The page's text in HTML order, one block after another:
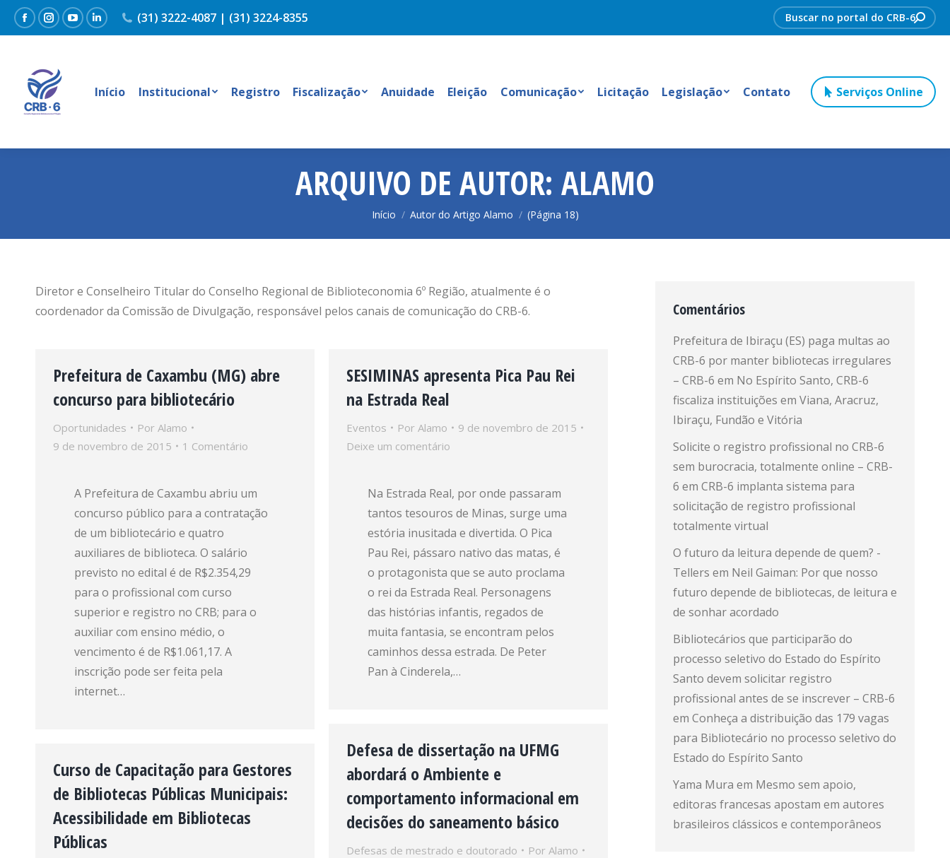
FacebookInstagram
YouTubeLinkedin
(31) 3222-4087 | (31) 3224-8355 Search:
Início Institucional Registro Fiscalização Anuidade Eleição Comunicação Licitação Legislação Contato Serviços Online
ARQUIVO DE AUTOR: ALAMO
Você está aqui:
Início Autor do Artigo Alamo (Página 18)
Diretor e Conselheiro Titular do Conselho Regional de Biblioteconomia 6º Região, atualmente é o
coordenador da Comissão de Divulgação, responsável pelos canais de comunicação do CRB-6.
Prefeitura de Caxambu (MG) abre
concurso para bibliotecário
Oportunidades Por Alamo
9 de novembro de 2015
1 Comentário
A Prefeitura de Caxambu abriu um
concurso público para a contratação
de um bibliotecário e quatro
auxiliares de biblioteca. O salário
previsto no edital é de R$2.354,29
para o profissional com curso
superior e registro no CRB; para o
auxiliar com ensino médio, o
vencimento é de R$1.061,17. A
inscrição pode ser feita pela
internet…
SESIMINAS apresenta Pica Pau Rei
na Estrada Real
Eventos Por Alamo
9 de novembro de 2015
Deixe um comentário
Na Estrada Real, por onde passaram
tantos tesouros de Minas, surge uma
estória inusitada e divertida. O Pica
Pau Rei, pássaro nativo das matas, é
o protagonista que se auto proclama
o rei da Estrada Real. Personagens
das histórias infantis, regados de
muita fantasia, se encontram pelos
caminhos dessa estrada. De Peter
Pan à Cinderela,…
Defesa de dissertação na UFMG
abordará o Ambiente e
comportamento informacional em
decisões do saneamento básico
Defesas de mestrado e doutorado Por Alamo
Curso de Capacitação para Gestores
de Bibliotecas Públicas Municipais:
Acessibilidade em Bibliotecas
Públicas
Comentários
Prefeitura de Ibiraçu (ES) paga multas ao
CRB-6 por manter bibliotecas irregulares
– CRB-6 em No Espírito Santo, CRB-6
fiscaliza instituições em Viana, Aracruz,
Ibiraçu, Fundão e Vitória
Solicite o registro profissional no CRB-6
sem burocracia, totalmente online – CRB-
6 em CRB-6 implanta sistema para
solicitação de registro profissional
totalmente virtual
O futuro da leitura depende de quem? -
Tellers em Neil Gaiman: Por que nosso
futuro depende de bibliotecas, de leitura e
de sonhar acordado
Bibliotecários que participarão do
processo seletivo do Estado do Espírito
Santo devem solicitar registro
profissional antes de se inscrever – CRB-6
em Conheça a distribuição das 179 vagas
para Bibliotecário no processo seletivo do
Estado do Espírito Santo
Yama Mura em Mesmo sem apoio,
editoras francesas apostam em autores
brasileiros clássicos e contemporâneos